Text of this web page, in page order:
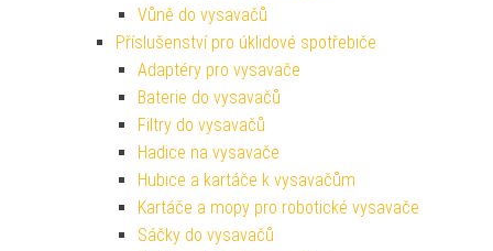
Vůně do vysavačů
Příslušenství pro úklidové spotřebiče
Adaptéry pro vysavače
Baterie do vysavačů
Filtry do vysavačů
Hadice na vysavače
Hubice a kartáče k vysavačům
Kartáče a mopy pro robotické vysavače
Sáčky do vysavačů